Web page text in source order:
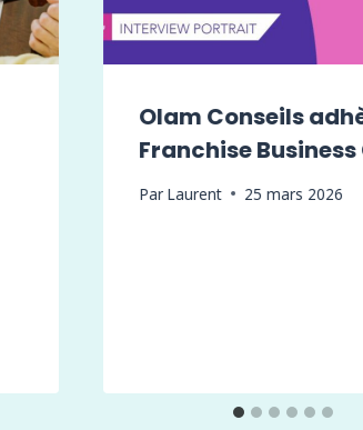
Olam Conseils
Franchise Business
Par Laurent 25 mars 2026